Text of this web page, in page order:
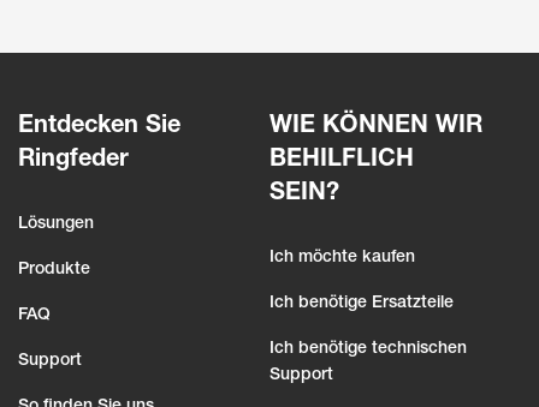
Entdecken Sie
Ringfeder
Lösungen
Produkte
FAQ
Support
WIE KÖNNEN WIR
BEHILFLICH
SEIN?
Ich möchte kaufen
Ich benötige Ersatzteile
Ich benötige technischen
Support